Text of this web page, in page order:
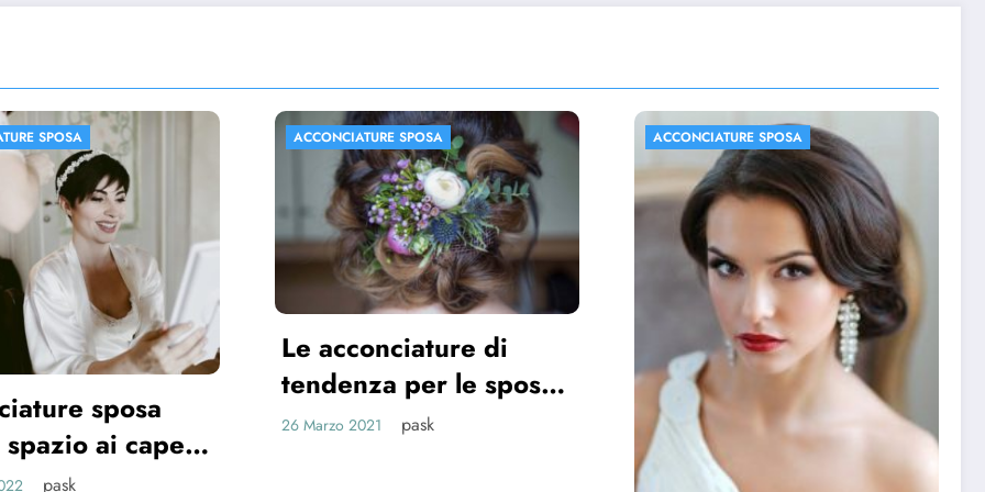
SPOSA
di
per le spose
pask
ACCONCIATURE SPOSA
ACCONCIATURE SPOSA
FOTO MATRIMONIO